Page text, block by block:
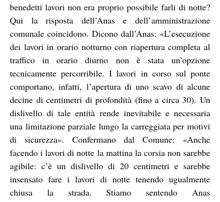
benedetti lavori non era proprio possibile farli di notte?
Qui la risposta dell’Anas e dell’amministrazione
comunale coincidono. Dicono dall’Anas: «L’esecuzione
dei lavori in orario notturno con riapertura completa al
traffico in orario diurno non è stata un’opzione
tecnicamente percorribile. I lavori in corso sul ponte
comportano, infatti, l’apertura di uno scavo di alcune
decine di centimetri di profondità (fino a circa 30). Un
dislivello di tale entità rende inevitabile e necessaria
una limitazione parziale lungo la carreggiata per motivi
di sicurezza». Confermano dal Comune: «Anche
facendo i lavori di notte la mattina la corsia non sarebbe
agibile: c’è un dislivello di 20 centimetri e sarebbe
insensato fare i lavori di notte tenendo ugualmente
chiusa la strada. Stiamo sentendo Anas